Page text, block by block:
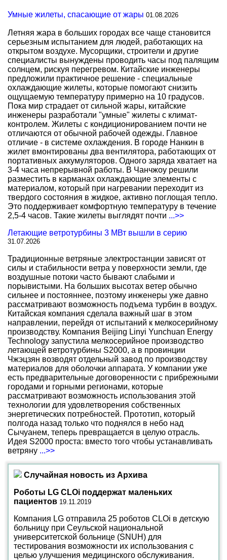
Умные жилеты, спасающие от жары 01.08.2026
Летняя жара в больших городах все чаще становится
серьезным испытанием для людей, работающих на
открытом воздухе. Мусорщики, строители и другие
специалисты вынуждены проводить часы под палящим
солнцем, рискуя перегревом. Китайские инженеры
предложили практичное решение - специальные
охлаждающие жилеты, которые помогают снизить
ощущаемую температуру примерно на 10 градусов.
Пока мир страдает от сильной жары, китайские
инженеры разработали "умные" жилеты с климат-
контролем. Жилеты с кондиционированием почти не
отличаются от обычной рабочей одежды. Главное
отличие - в системе охлаждения. В городе Нанкин в
жилет вмонтированы два вентилятора, работающих от
портативных аккумуляторов. Одного заряда хватает на
3-4 часа непрерывной работы. В Чанчжоу решили
разместить в карманах охлаждающие элементы с
материалом, который при нагревании переходит из
твердого состояния в жидкое, активно поглощая тепло.
Это поддерживает комфортную температуру в течение
2,5-4 часов. Такие жилеты выглядят почти ...>>
Летающие ветротурбины 3 МВт вышли в серию
31.07.2026
Традиционные ветряные электростанции зависят от
силы и стабильности ветра у поверхности земли, где
воздушные потоки часто бывают слабыми и
порывистыми. На больших высотах ветер обычно
сильнее и постояннее, поэтому инженеры уже давно
рассматривают возможность подъема турбин в воздух.
Китайская компания сделала важный шаг в этом
направлении, перейдя от испытаний к мелкосерийному
производству. Компания Beijing Linyi Yunchuan Energy
Technology запустила мелкосерийное производство
летающей ветротурбины S2000, а в провинции
Чжэцзян возводят отдельный завод по производству
материалов для оболочки аппарата. У компании уже
есть предварительные договоренности с прибрежными
городами и горными регионами, которые
рассматривают возможность использования этой
технологии для удовлетворения собственных
энергетических потребностей. Прототип, который
полгода назад только что поднялся в небо над
Сычуанем, теперь превращается в целую отрасль.
Идея S2000 проста: вместо того чтобы устанавливать
ветряну ...>>
Случайная новость из Архива
Роботы LG CLOi поддержат маленьких
пациентов 19.11.2019
Компания LG отправила 25 роботов CLOi в детскую
больницу при Сеульской национальной
университетской больнице (SNUH) для
тестирования возможности их использования с
целью улучшения медицинского обслуживания.